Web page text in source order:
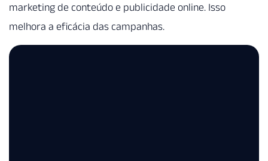
marketing de conteúdo e publicidade online. Isso
melhora a eficácia das campanhas.